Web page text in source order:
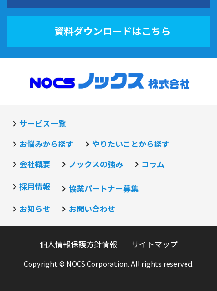
資料ダウンロードはこちら
サービス一覧
お悩みから探す
やりたいことから探す
会社概要
ノックスの強み
コラム
採用情報
協業パートナー募集
お知らせ
お問い合わせ
個人情報保護方針情報 サイトマップ
Copyright © NOCS Corporation. All rights reserved.